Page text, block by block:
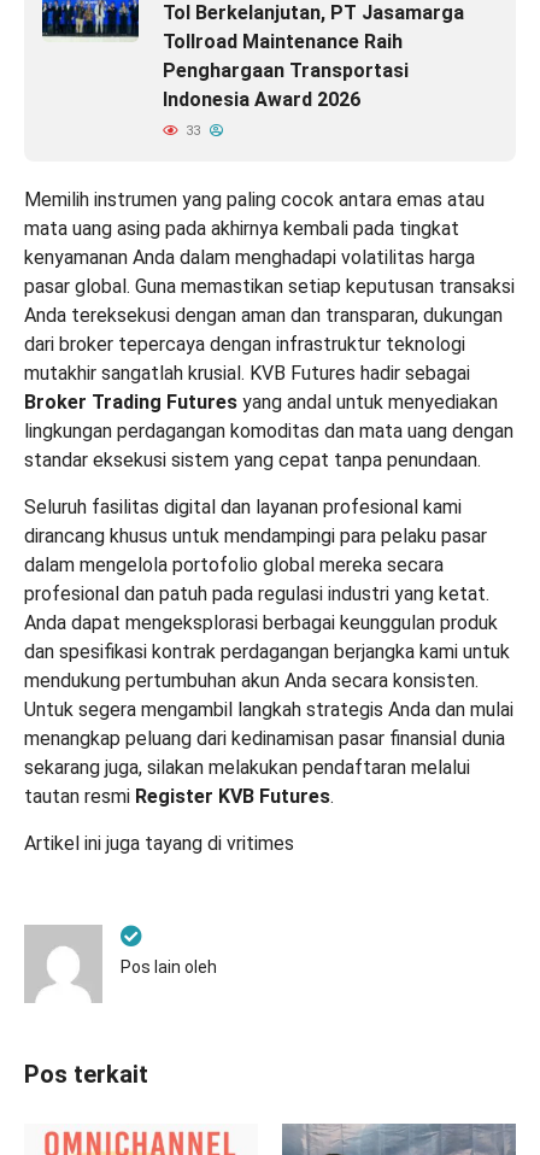
Tol Berkelanjutan, PT Jasamarga
Tollroad Maintenance Raih
Penghargaan Transportasi
Indonesia Award 2026
33
Memilih instrumen yang paling cocok antara emas atau
mata uang asing pada akhirnya kembali pada tingkat
kenyamanan Anda dalam menghadapi volatilitas harga
pasar global. Guna memastikan setiap keputusan transaksi
Anda tereksekusi dengan aman dan transparan, dukungan
dari broker tepercaya dengan infrastruktur teknologi
mutakhir sangatlah krusial. KVB Futures hadir sebagai
Broker Trading Futures yang andal untuk menyediakan
lingkungan perdagangan komoditas dan mata uang dengan
standar eksekusi sistem yang cepat tanpa penundaan.
Seluruh fasilitas digital dan layanan profesional kami
dirancang khusus untuk mendampingi para pelaku pasar
dalam mengelola portofolio global mereka secara
profesional dan patuh pada regulasi industri yang ketat.
Anda dapat mengeksplorasi berbagai keunggulan produk
dan spesifikasi kontrak perdagangan berjangka kami untuk
mendukung pertumbuhan akun Anda secara konsisten.
Untuk segera mengambil langkah strategis Anda dan mulai
menangkap peluang dari kedinamisan pasar finansial dunia
sekarang juga, silakan melakukan pendaftaran melalui
tautan resmi Register KVB Futures.
Artikel ini juga tayang di vritimes
Pos lain oleh
Pos terkait